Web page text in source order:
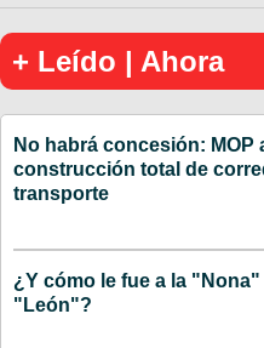
+ Leído | Ahora
No habrá concesión: MOP
construcción total de
transporte
¿Y cómo le fue a la "Nona"
"León"?